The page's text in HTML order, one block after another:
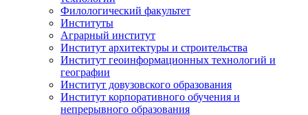
Филологический факультет
Институты
Аграрный институт
Институт архитектуры и строительства
Институт геоинформационных технологий и
географии
Институт довузовского образования
Институт корпоративного обучения и
непрерывного образования